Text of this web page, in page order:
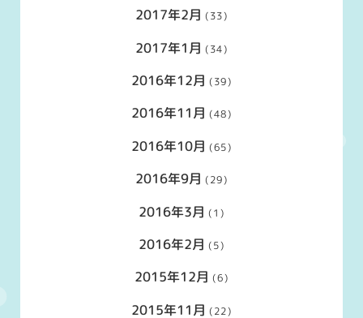
2017年2月 (33)
2017年1月 (34)
2016年12月 (39)
2016年11月 (48)
2016年10月 (65)
2016年9月 (29)
2016年3月 (1)
2016年2月 (5)
2015年12月 (6)
2015年11月 (22)